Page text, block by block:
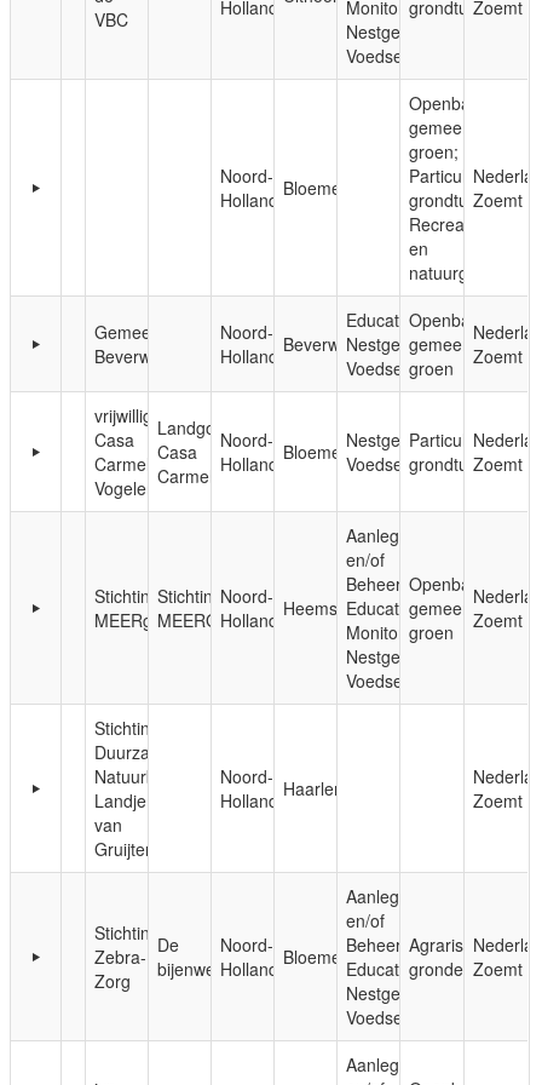
VBC
Holland
Monitoring;
Nestgelegenheid;
Voedsel
grondtuinen
Zoemt
Noord-
Holland Bloemendaal
Openbaar,
gemeentelijk
groen;
Particuliere
grondtuinen;
Recreatie-
en
natuurgebieden
Zoemt
Gemeente
Beverwijk
Noord-
Holland Beverwijk
Educatie;
Nestgelegenheid;
Voedsel
Openbaar,
gemeentelijk
groen
Zoemt
vrijwilligersgroep
Casa
Carmeli
Vogelenzang
Landgoed
Casa
Carmeli
Noord-
Holland BloemendaalNestgelegenheid;
Voedsel
Particuliere
grondtuinen
Zoemt
Stichting
MEERgroen
Stichting
MEERGroen
Noord-
Holland Heemstede
Aanleg
en/of
Beheer;
Educatie;
Monitoring;
Nestgelegenheid;
Voedsel
Openbaar,
gemeentelijk
groen
Zoemt
Stichting
Duurzaam
Natuurbeheer
Landje
van
Gruijters
Noord-
Holland Haarlem
Zoemt
Stichting
Zebra-
Zorg
De
bijenwei
Noord-
Holland Bloemendaal
Aanleg
en/of
Beheer;
Educatie;
Nestgelegenheid;
Voedsel
Agrarische
gronden Zoemt
Aanleg